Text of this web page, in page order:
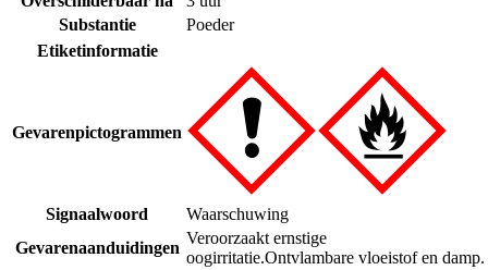
Substantie
Poeder
Etiketinformatie
Gevarenpictogrammen
Signaalwoord
Waarschuwing
Gevarenaanduidingen
Veroorzaakt ernstige
oogirritatie.Ontvlambare vloeistof en damp.